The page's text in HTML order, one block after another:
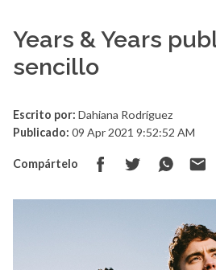
Years & Years
sencillo
Escrito por: Dahiana Rodríguez
Publicado: 09 Apr 2021 9:52:52 AM
Compártelo